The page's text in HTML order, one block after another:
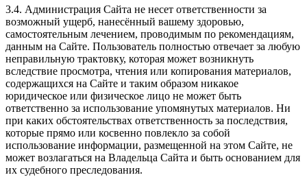
3.4. Администрация Сайта не несет ответственности за
возможный ущерб, нанесённый вашему здоровью,
самостоятельным лечением, проводимым по рекомендациям,
данным на Сайте. Пользователь полностью отвечает за любую
неправильную трактовку, которая может возникнуть
вследствие просмотра, чтения или копирования материалов,
содержащихся на Сайте и таким образом никакое
юридическое или физическое лицо не может быть
ответственно за использование упомянутых материалов. Ни
при каких обстоятельствах ответственность за последствия,
которые прямо или косвенно повлекло за собой
использование информации, размещенной на этом Сайте, не
может возлагаться на Владельца Сайта и быть основанием для
их судебного преследования.